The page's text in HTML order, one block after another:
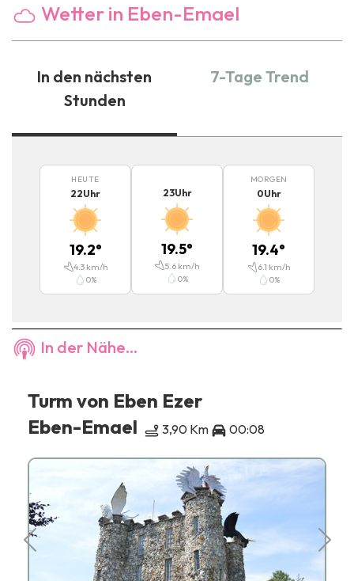
Wetter in Eben-Emael
In den nächsten
Stunden
7-Tage Trend
HEUTE
22Uhr
19.2°
4.3km/h
0%
23Uhr
19.5°
5.6 km/h
0%
MORGEN
0Uhr
19.4°
6.1 km/h
0%
In der Nähe...
Turm von Eben Ezer
Eben-Emael
3,90 Km 00:08